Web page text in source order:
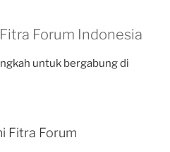
Forum Indonesia
untuk bergabung di
Fitra Forum